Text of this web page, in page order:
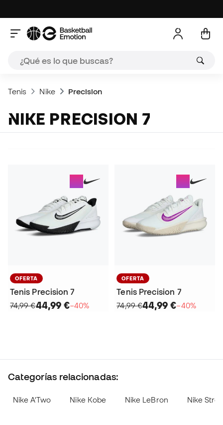
Tenis Nike Precision
NIKE PRECISION 7
OFERTA
Tenis Precision 7
74,99 €44,99 €−40%
OFERTA
Tenis Precision 7
74,99 €44,99 €−40%
Categorías relacionadas:
Nike A'Two Nike Kobe Nike LeBron Nike